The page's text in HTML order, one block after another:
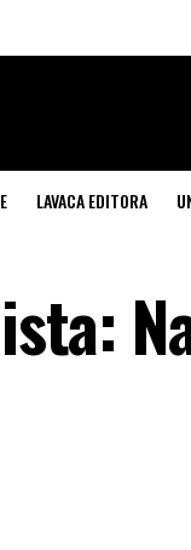
LAVACA EDITORA